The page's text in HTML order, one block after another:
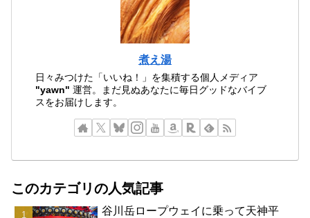
煮え湯
日々みつけた「いいね！」を集積する個人メディア
"yawn" 運営。まだ見ぬあなたに毎日グッドなバイブ
スをお届けします。
このカテゴリの人気記事
谷川岳ロープウェイに乗って天神平